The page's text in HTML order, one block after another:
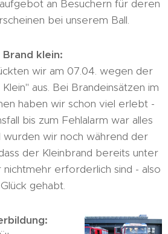
an Besuchern für deren
bei unserem Ball.
Brand klein:
wir am 07.04. wegen der
aus. Bei Brandeinsätzen im
haben wir schon viel erlebt -
bis zum Fehlalarm war alles
wurden wir noch während der
der Kleinbrand bereits unter
nichtmehr erforderlich sind - also
Glück gehabt.